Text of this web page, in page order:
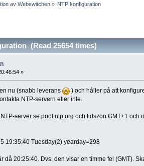
av Webswitchen » NTP konfiguration
(Read 25654 times)
»
nu (snabb leverans
) och håller på att
NTP-servern eller inte.
server se.pool.ntp.org och tidszon GMT+1
19:35:40 Tuesday(2) yearday=298
då 20:25:40. Dvs. den visar en timme fel (GMT).